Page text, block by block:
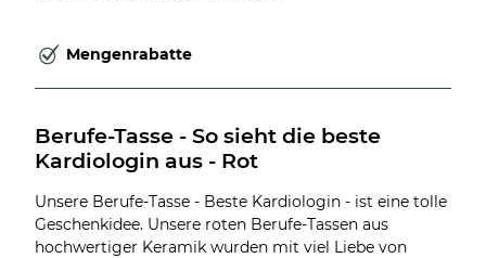
Mengenrabatte
Berufe-Tasse - So sieht die beste
Kardiologin aus - Rot
Unsere Berufe-Tasse - Beste Kardiologin - ist eine tolle
Geschenkidee. Unsere roten Berufe-Tassen aus
hochwertiger Keramik wurden mit viel Liebe von